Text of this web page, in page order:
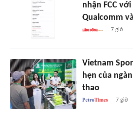
nhận FCC
Qualcomm
7 giờ
Vietnam
hẹn của
thao
7 giờ